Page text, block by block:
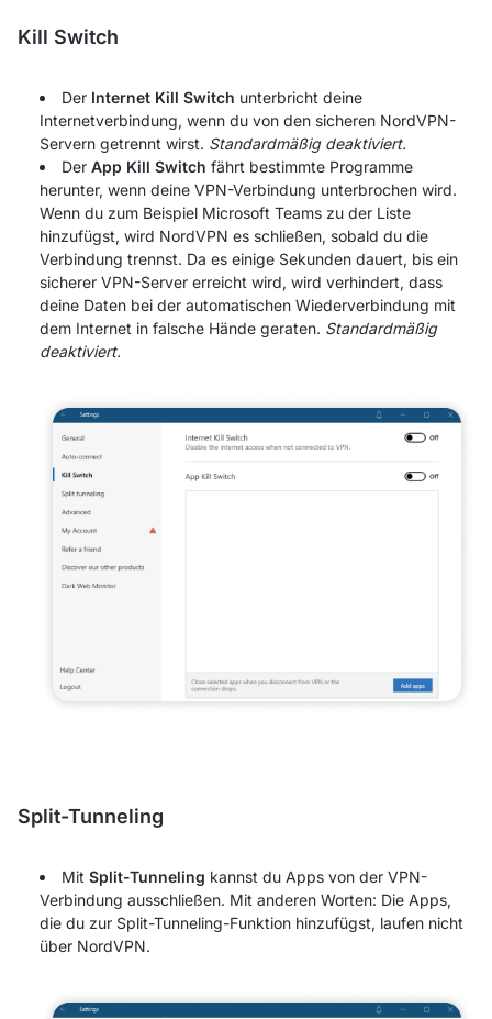
Kill Switch
Der Internet Kill Switch unterbricht deine
Internetverbindung, wenn du von den sicheren NordVPN-
Servern getrennt wirst. Standardmäßig deaktiviert.
Der App Kill Switch fährt bestimmte Programme
herunter, wenn deine VPN-Verbindung unterbrochen wird.
Wenn du zum Beispiel Microsoft Teams zu der Liste
hinzufügst, wird NordVPN es schließen, sobald du die
Verbindung trennst. Da es einige Sekunden dauert, bis ein
sicherer VPN-Server erreicht wird, wird verhindert, dass
deine Daten bei der automatischen Wiederverbindung mit
dem Internet in falsche Hände geraten. Standardmäßig
deaktiviert.
Split-Tunneling
Mit Split-Tunneling kannst du Apps von der VPN-
Verbindung ausschließen. Mit anderen Worten: Die Apps,
die du zur Split-Tunneling-Funktion hinzufügst, laufen nicht
über NordVPN.